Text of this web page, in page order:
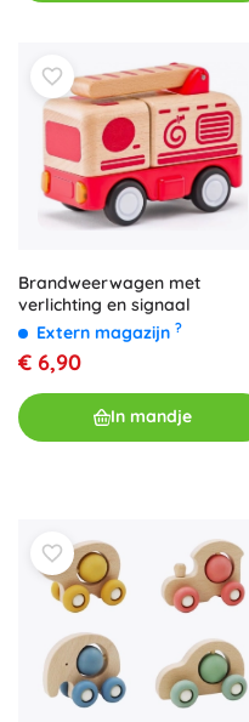
Brandweerwagen met
verlichting en signaal
Extern magazijn ?
€ 6,90
In mandje